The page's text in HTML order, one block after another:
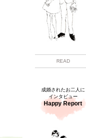
READ
成婚されたお二人に
インタビュー
Happy Report